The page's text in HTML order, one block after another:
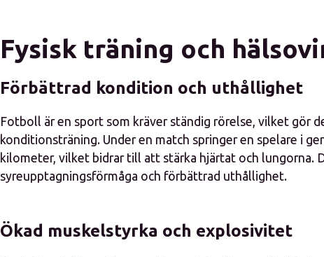
Fysisk träning och
Förbättrad kondition och uthållighet
Fotboll är en sport som kräver ständig rörelse, vilket gör
konditionsträning. Under en match springer en spelare i
kilometer, vilket bidrar till att stärka hjärtat och lungorna.
syreupptagningsförmåga och förbättrad uthållighet.
Ökad muskelstyrka och explosivitet